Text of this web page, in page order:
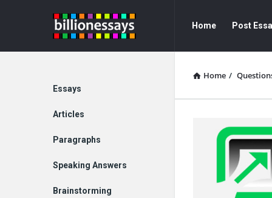
Billion
Essays
Essays
Navigation
Home Post
Home /
Explore
Essays
Articles
Paragraphs
Speaking Answers
Brainstorming